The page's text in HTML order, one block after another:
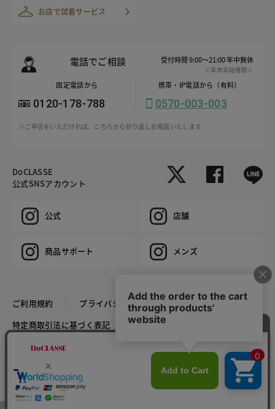
カラー・サイズを選択する
お店で試着サービス
電話でご相談 受付時間 9:00～21:00 年中無休
※年末年始等除く
固定電話から
0120-178-788
携帯・IP電話から（有料）
0570-003-003
※ご申告をいただければ、こちらから折り返しお電話いたします
DoCLASSE
公式SNSアカウント
公式 店舗
商品サポート メンズ
ご利用規約
プライバシーポリシー
特定商取引法に基づく表記
推奨環境
COPYRIGHT © DoCLASSE ALL RIGHTS RESERVED.